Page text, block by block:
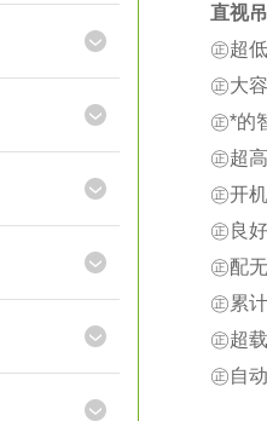
直视
㊣超
㊣大
㊣*的
㊣超
㊣开
㊣良
㊣配
㊣累
㊣超
㊣自